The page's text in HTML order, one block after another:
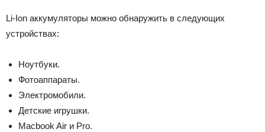
Li-Ion аккумуляторы можно обнаружить в следующих
устройствах:
Ноутбуки.
Фотоаппараты.
Электромобили.
Детские игрушки.
Macbook Air и Pro.